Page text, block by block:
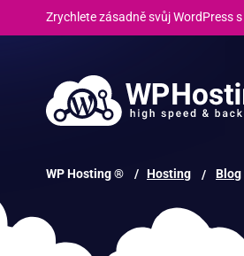
Zrychlete zásadně svůj WordPress s
WP Hosting ® / Hosting Blog